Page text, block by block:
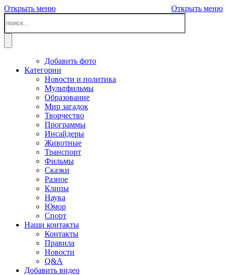
Открыть меню Открыть меню
Добавить фото
Категории
Новости и политика
Мультфильмы
Образование
Мир загадок
Творчество
Программы
Инсайдеры
Животные
Транспорт
Фильмы
Сказки
Разное
Клипы
Наука
Юмор
Спорт
Наши контакты
Контакты
Правила
Новости
Q&A
Добавить видео